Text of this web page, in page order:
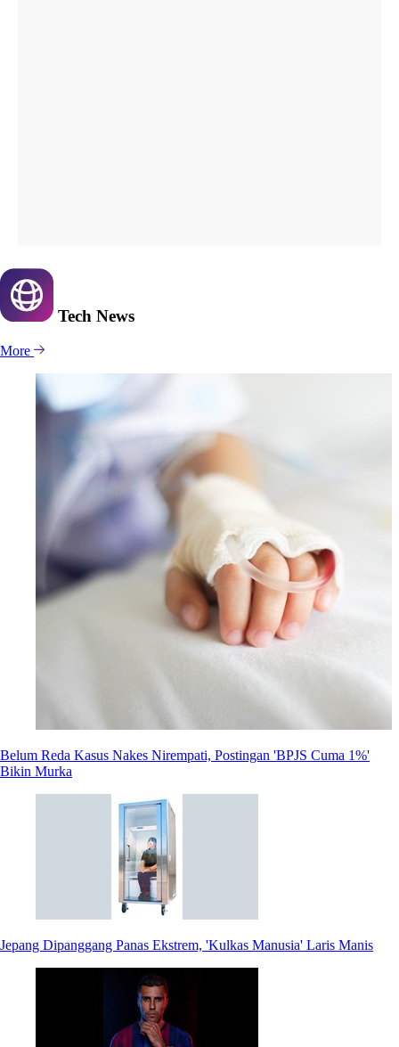
Tech News
More
Belum Reda Kasus Nakes Nirempati, Postingan 'BPJS Cuma 1%'
Bikin Murka
Jepang Dipanggang Panas Ekstrem, 'Kulkas Manusia' Laris Manis